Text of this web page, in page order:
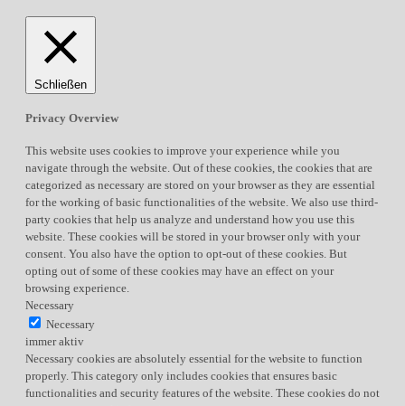
Schließen
Privacy Overview
This website uses cookies to improve your experience while you
navigate through the website. Out of these cookies, the cookies that are
categorized as necessary are stored on your browser as they are essential
for the working of basic functionalities of the website. We also use third-
party cookies that help us analyze and understand how you use this
website. These cookies will be stored in your browser only with your
consent. You also have the option to opt-out of these cookies. But
opting out of some of these cookies may have an effect on your
browsing experience.
Necessary
Necessary
immer aktiv
Necessary cookies are absolutely essential for the website to function
properly. This category only includes cookies that ensures basic
functionalities and security features of the website. These cookies do not